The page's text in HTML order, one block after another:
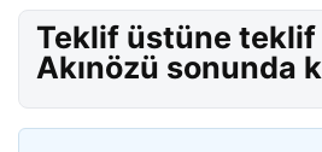
Teklif üstüne teklif
Akınözü sonunda